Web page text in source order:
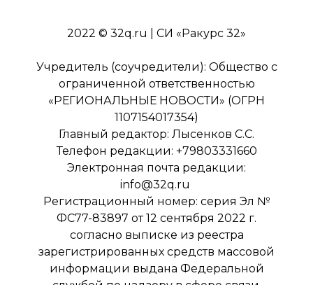
2022 © 32q.ru | СИ «Ракурс 32»
Учредитель (соучредители): Общество с
ограниченной ответственностью
«РЕГИОНАЛЬНЫЕ НОВОСТИ» (ОГРН
1107154017354)
Главный редактор: Лысенков С.С.
Телефон редакции: +79803331660
Электронная почта редакции:
info@32q.ru
Регистрационный номер: серия Эл №
ФС77-83897 от 12 сентября 2022 г.
согласно выписке из реестра
зарегистрированных средств массовой
информации выдана Федеральной